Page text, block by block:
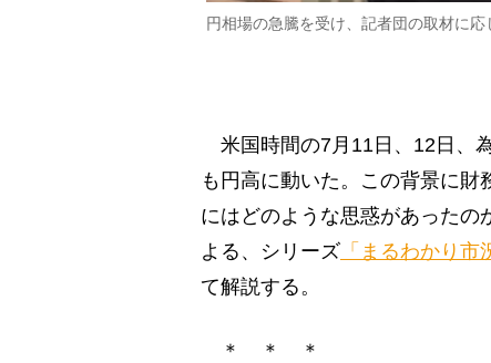
円相場の急騰を受け、記者団の取材に
米国時間の7月11日、12日、
も円高に動いた。この背景に
にはどのような思惑があったの
よる、シリーズ 「まるわかり市
て解説する。
＊ ＊ ＊